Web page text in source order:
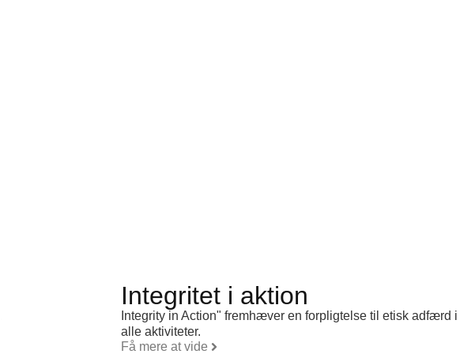
Integritet i aktion
Integrity in Action" fremhæver en forpligtelse til etisk adfærd i
alle aktiviteter.
Få mere at vide